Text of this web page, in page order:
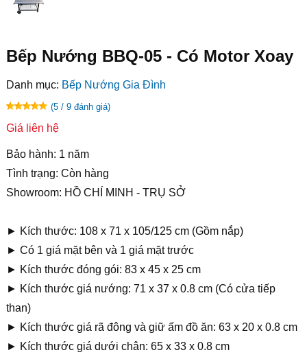
Bếp Nướng BBQ-05 - Có Motor Xoay
Danh mục: Bếp Nướng Gia Đình
(5 / 9 đánh giá)
Giá liên hệ
Bảo hành: 1 năm
Tình trạng: Còn hàng
Showroom: HỒ CHÍ MINH - TRỤ SỞ
► Kích thước: 108 x 71 x 105/125 cm (Gồm nắp)
► Có 1 giá mặt bên và 1 giá mặt trước
► Kích thước đóng gói: 83 x 45 x 25 cm
► Kích thước giá nướng: 71 x 37 x 0.8 cm (Có cửa tiếp
than)
► Kích thước giá rã đông và giữ ấm đồ ăn: 63 x 20 x 0.8 cm
► Kích thước giá dưới chân: 65 x 33 x 0.8 cm